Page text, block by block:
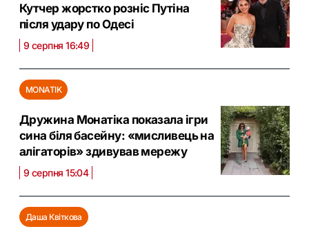
Кутчер жорстко розніс Путіна
після удару по Одесі
9 серпня 16:49
MONATIK
Дружина Монатіка показала ігри
сина біля басейну: «мисливець на
алігаторів» здивував мережу
9 серпня 15:04
Даша Квіткова